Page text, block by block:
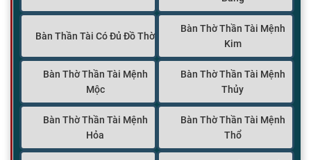
Bàn Thần Tài Có Đủ Đồ Thờ
Bàn Thờ Thần Tài Mệnh
Kim
Bàn Thờ Thần Tài Mệnh
Mộc
Bàn Thờ Thần Tài Mệnh
Thủy
Bàn Thờ Thần Tài Mệnh
Hỏa
Bàn Thờ Thần Tài Mệnh
Thổ